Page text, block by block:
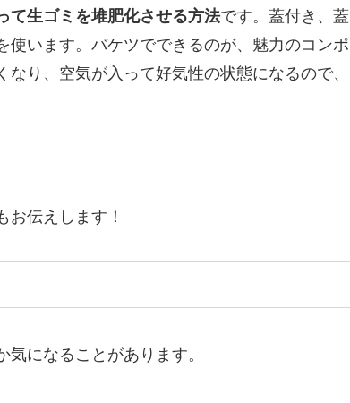
て生ゴミを堆肥化させる方法です。蓋付き、蓋
います。バケツでできるのが、魅力のコンポ
り、空気が入って好気性の状態になるので、
お伝えします！
になることがあります。